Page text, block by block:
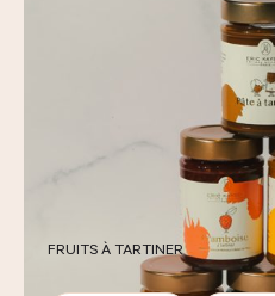
FRUITS À TARTINER